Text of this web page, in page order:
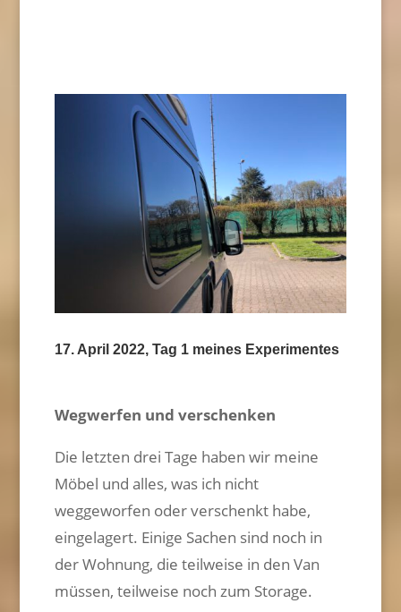
17. April 2022, Tag 1 meines Experimentes
Wegwerfen und verschenken
Die letzten drei Tage haben wir meine
Möbel und alles, was ich nicht
weggeworfen oder verschenkt habe,
eingelagert. Einige Sachen sind noch in
der Wohnung, die teilweise in den Van
müssen, teilweise noch zum Storage.